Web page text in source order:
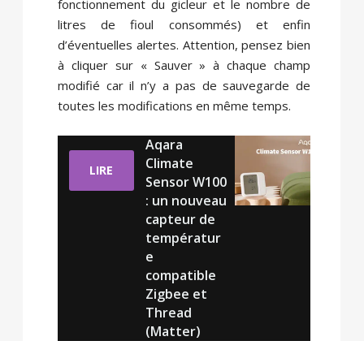
fonctionnement du gicleur et le nombre de
litres de fioul consommés) et enfin
d’éventuelles alertes. Attention, pensez bien
à cliquer sur « Sauver » à chaque champ
modifié car il n’y a pas de sauvegarde de
toutes les modifications en même temps.
LIRE
Aqara
Climate
Sensor W100
: un nouveau
capteur de
températur
e
compatible
Zigbee et
Thread
(Matter)